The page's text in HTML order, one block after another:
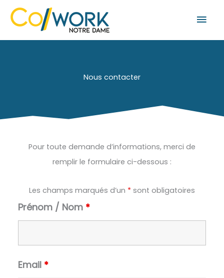
Aller
Nous contacter
Pour toute demande d’informations, merci de
remplir le formulaire ci-dessous :
Les champs marqués d’un * sont obligatoires
Prénom / Nom *
Email *